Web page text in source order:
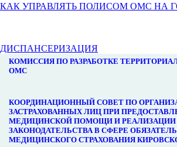
КАК УПРАВЛЯТЬ ПОЛИСОМ ОМС НА
ДИСПАНСЕРИЗАЦИЯ
КОМИССИЯ ПО РАЗРАБОТКЕ
ОМС
КООРДИНАЦИОННЫЙ СОВЕТ ПО
ЗАСТРАХОВАННЫХ ЛИЦ ПРИ
МЕДИЦИНСКОЙ ПОМОЩИ И РЕАЛИЗАЦИИ
ЗАКОНОДАТЕЛЬСТВА В СФЕРЕ
МЕДИЦИНСКОГО СТРАХОВАНИЯ